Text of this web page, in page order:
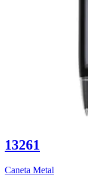
13261
Caneta Metal